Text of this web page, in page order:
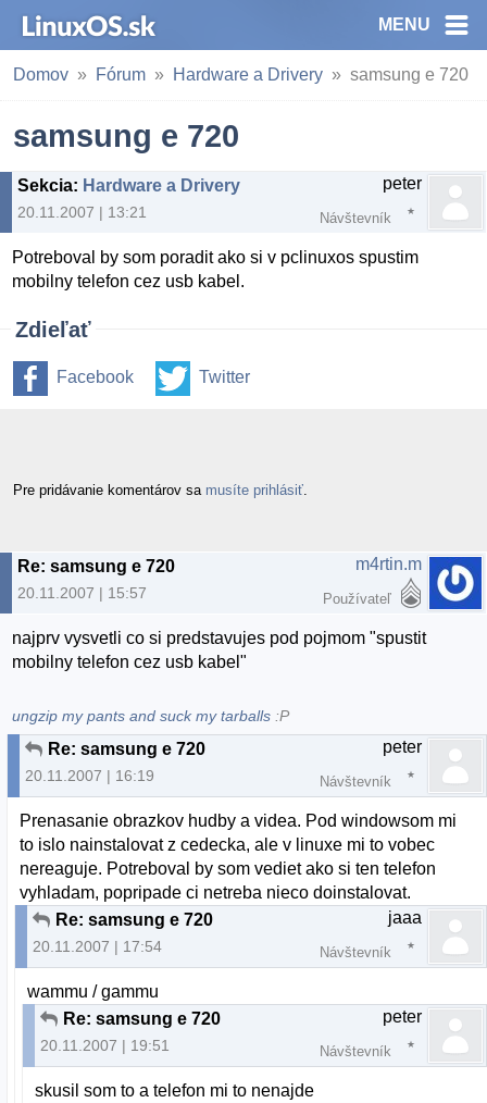
MENU
Domov Fórum Hardware a Drivery samsung e 720
samsung e 720
Sekcia: Hardware a Drivery
20.11.2007 | 13:21
peter
Návštevník
Potreboval by som poradit ako si v pclinuxos spustim
mobilny telefon cez usb kabel.
Zdieľať
Facebook Twitter
Pre pridávanie komentárov sa musíte prihlásiť
Re: samsung e 720
20.11.2007 | 15:57
m4rtin.m
Používateľ
najprv vysvetli co si predstavujes pod pojmom "spustit
mobilny telefon cez usb kabel"
ungzip my pants and suck my tarballs :P
Re: samsung e 720
20.11.2007 | 16:19
peter
Návštevník
Prenasanie obrazkov hudby a videa. Pod windowsom mi
to islo nainstalovat z cedecka, ale v linuxe mi to vobec
nereaguje. Potreboval by som vediet ako si ten telefon
vyhladam, popripade ci netreba nieco doinstalovat.
Re: samsung e 720
20.11.2007 | 17:54
jaaa
Návštevník
wammu / gammu
Re: samsung e 720
20.11.2007 | 19:51
peter
Návštevník
skusil som to a telefon mi to nenajde